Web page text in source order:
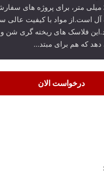
دهد.با ضخامت 2 میلی متر، برای پروژه های
آل است.از مواد با کیفیت عالی
فلاسک های ریخته گری شن
دهد که هم برای مبتد...
درخواست الان